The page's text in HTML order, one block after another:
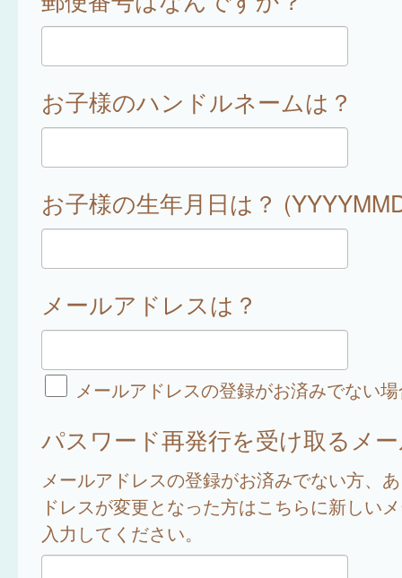
お子様のハンドルネームは？
お子様の生年月日は？
メールアドレスは？
メールアドレスの登録がお済みでない
パスワード再発行を受け取るメ
メールアドレスの登録がお済みでない方、
ドレスが変更となった方はこちらに新しい
入力してください。